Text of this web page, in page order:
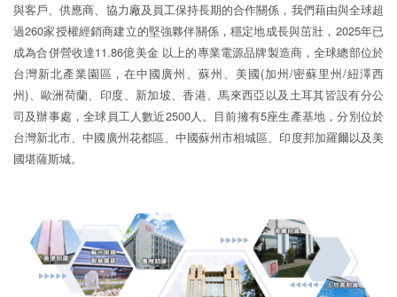
與客戶、供應商、協力廠及員工保持長期的合作關係，我們藉由與全球超
過260家授權經銷商建立的堅強夥伴關係，穩定地成長與茁壯，2025年已
成為合併營收達11.86億美金 以上的專業電源品牌製造商，全球總部位於
台灣新北產業園區，在中國廣州、蘇州、美國(加州/密蘇里州/紐澤西
州)、歐洲荷蘭、印度、新加坡、香港、馬來西亞以及土耳其皆設有分公
司及辦事處，全球員工人數近2500人。目前擁有5座生產基地，分別位於
台灣新北市、中國廣州花都區、中國蘇州市相城區、印度邦加羅爾以及美
國堪薩斯城。